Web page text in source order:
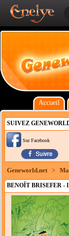
Accueil
SUIVEZ
Sur Facebook
Geneworld.net >
BENOÎT BRISEFER -